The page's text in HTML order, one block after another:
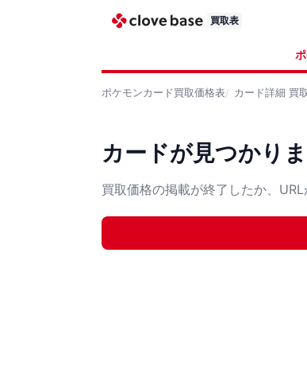
買取表
ポケモンカード買取価格表 カード詳細 買
カードが見つかり
買取価格の掲載が終了したか、